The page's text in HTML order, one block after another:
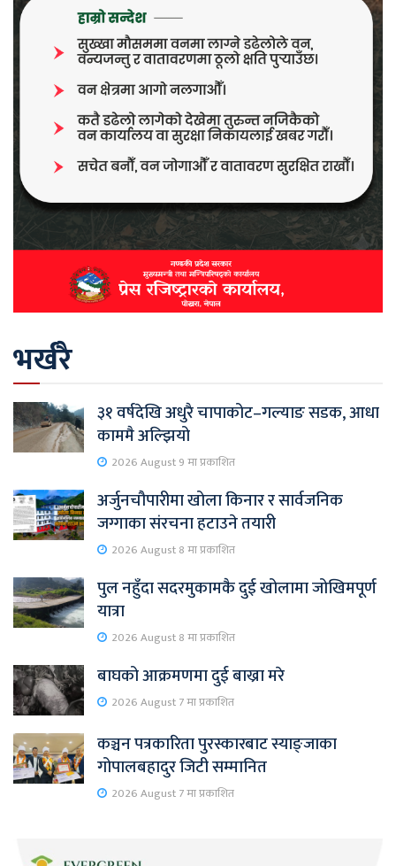
भर्खरै
३१ वर्षदेखि अधुरै चापाकोट–गल्याङ सडक, आधा
काममै अल्झियो
2026 August 9 मा प्रकाशित
अर्जुनचौपारीमा खोला किनार र सार्वजनिक
जग्गाका संरचना हटाउने तयारी
2026 August 8 मा प्रकाशित
पुल नहुँदा सदरमुकामकै दुई खोलामा जोखिमपूर्ण
यात्रा
2026 August 8 मा प्रकाशित
बाघको आक्रमणमा दुई बाख्रा मरे
2026 August 7 मा प्रकाशित
कञ्चन पत्रकारिता पुरस्कारबाट स्याङ्जाका
गोपालबहादुर जिटी सम्मानित
2026 August 7 मा प्रकाशित